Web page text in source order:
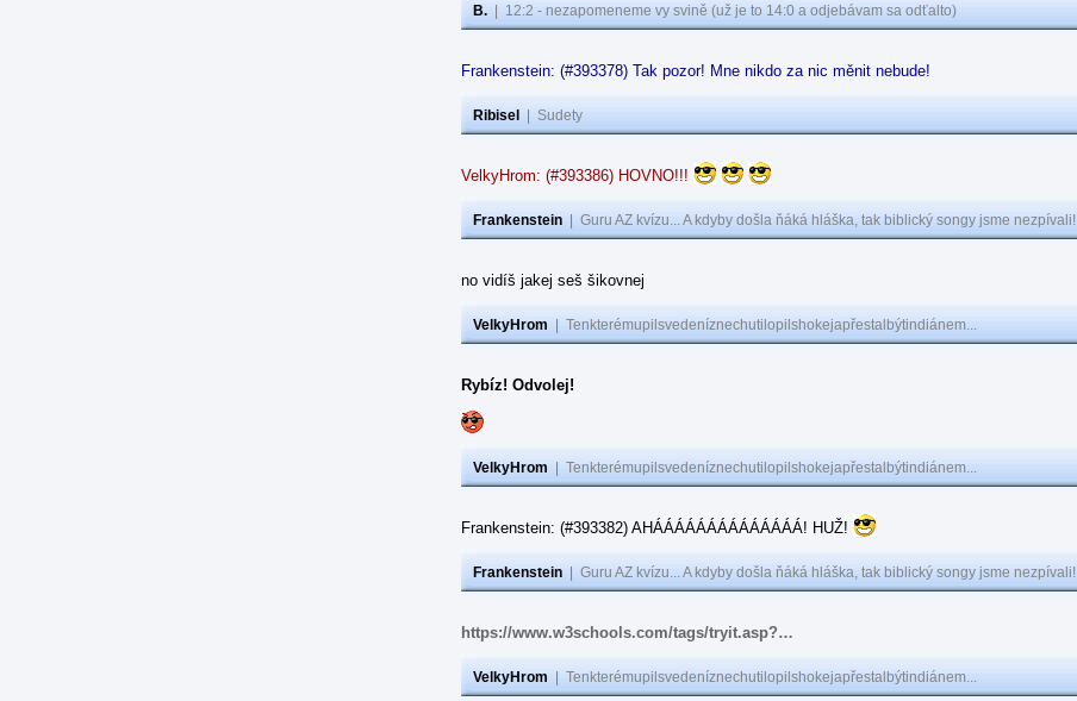
B. 12:2 - nezapomeneme vy svině (už je to 14:0 a odjebávam sa odťalto)
Frankenstein: (#393378) Tak pozor! Mne nikdo za nic měnit nebude!
Ribisel Sudety
VelkyHrom: (#393386) HOVNO!!!
Frankenstein Guru AZ kvízu... A kdyby došla ňáká hláška, tak biblický songy jsme nezpívali!
no vidíš jakej seš šikovnej
VelkyHrom Tenkterémupilsvedeníznechutilopilshokejapřestalbýtindiánem...
Rybíz! Odvolej!
VelkyHrom Tenkterémupilsvedeníznechutilopilshokejapřestalbýtindiánem...
Frankenstein: (#393382) AHÁÁÁÁÁÁÁÁÁÁÁÁÁÁ! HUŽ!
Frankenstein Guru AZ kvízu... A kdyby došla ňáká hláška, tak biblický songy jsme nezpívali!
https://www.w3schools.com/tags/tryit.asp?…
VelkyHrom Tenkterémupilsvedeníznechutilopilshokejapřestalbýtindiánem...